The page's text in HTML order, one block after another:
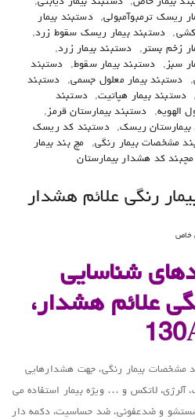
ریسک ترمبوآمبولی,
دستبند بیمار
, دستبند بیمار ریسک سقوط زرد,
زخم بستر , دستبند بیمار زرد,
سبز , دستبند بیمار سقوط,
دستبند
, دستبند بیمار معلول جسمی,
دستبند
, دستبند بیمار هپاتیت,
دستبند
الهویه, دستبند بیمارستان قرمز ,
ریسک,
دستبند کد ریسک
مشخصات بیمار رنگی,
مچ بند بیمار
مچبند کد هشدار بیمارستان
رنگی علائم هشدار
شناسایی
علائم هشدار،
مشخصات بیمار رنگی، جهت هشدارهایی
لاتکس و … ویژه بیمار استفاده می
و ضدعفونی، ضد حساسیت، دکمه دار